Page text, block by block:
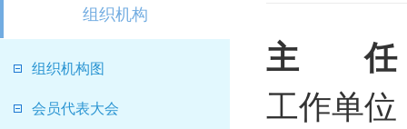
组织机构
组织机构图
会员代表大会
主 任
工作单